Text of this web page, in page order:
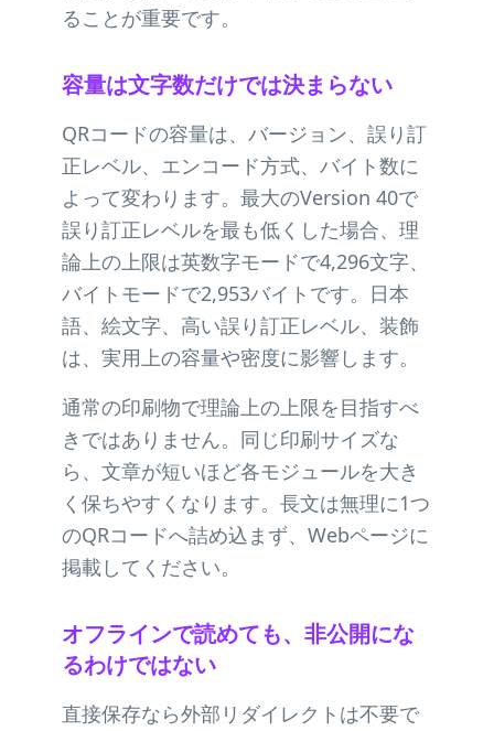
ることが重要です。
容量は文字数だけでは決まらない
QRコードの容量は、バージョン、誤り訂
正レベル、エンコード方式、バイト数に
よって変わります。最大のVersion 40で
誤り訂正レベルを最も低くした場合、理
論上の上限は英数字モードで4,296文字、
バイトモードで2,953バイトです。日本
語、絵文字、高い誤り訂正レベル、装飾
は、実用上の容量や密度に影響します。
通常の印刷物で理論上の上限を目指すべ
きではありません。同じ印刷サイズな
ら、文章が短いほど各モジュールを大き
く保ちやすくなります。長文は無理に1つ
のQRコードへ詰め込まず、Webページに
掲載してください。
オフラインで読めても、非公開にな
るわけではない
直接保存なら外部リダイレクトは不要で